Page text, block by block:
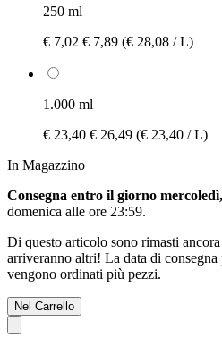
250 ml
€ 7,02 € 7,89 (€ 28,08 / L)
1.000 ml
€ 23,40 € 26,49 (€ 23,40 / L)
In Magazzino
Consegna entro il giorno
domenica alle ore 23:59.
Di questo articolo sono rimasti
arriveranno altri! La data di
vengono ordinati più pezzi.
Nel Carrello